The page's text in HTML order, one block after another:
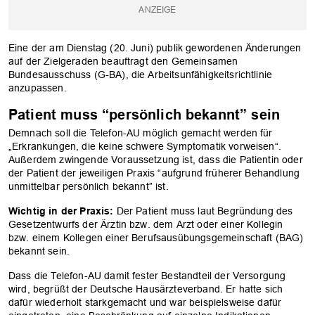
Eine der am Dienstag (20. Juni) publik gewordenen Änderungen
auf der Zielgeraden beauftragt den Gemeinsamen
Bundesausschuss (G-BA), die Arbeitsunfähigkeitsrichtlinie
anzupassen.
Patient muss “persönlich bekannt” sein
Demnach soll die Telefon-AU möglich gemacht werden für
„Erkrankungen, die keine schwere Symptomatik vorweisen“.
Außerdem zwingende Voraussetzung ist, dass die Patientin oder
der Patient der jeweiligen Praxis “aufgrund früherer Behandlung
unmittelbar persönlich bekannt” ist.
Wichtig in der Praxis: Der Patient muss laut Begründung des
Gesetzentwurfs der Ärztin bzw. dem Arzt oder einer Kollegin
bzw. einem Kollegen einer Berufsausübungsgemeinschaft (BAG)
bekannt sein.
Dass die Telefon-AU damit fester Bestandteil der Versorgung
wird, begrüßt der Deutsche Hausärzteverband. Er hatte sich
dafür wiederholt starkgemacht und war beispielsweise dafür